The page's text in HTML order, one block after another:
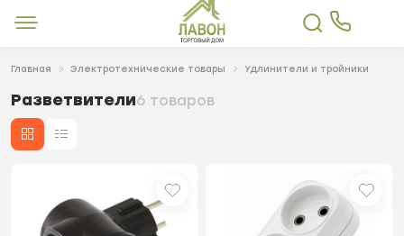
Главная Электротехнические товары Удлинители и тройники
Разветвители6 товаров